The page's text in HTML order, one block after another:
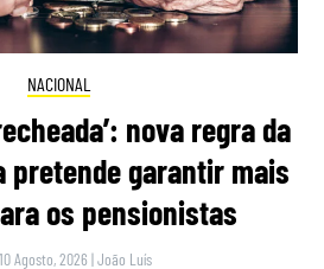
NACIONAL
nova regra da
pretende garantir mais
os pensionistas
Agosto, 2026 |João Luís